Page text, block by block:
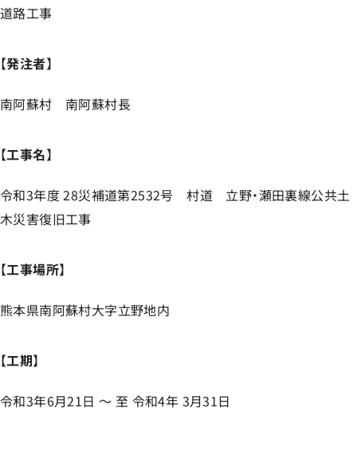
道路工事
【発注者】
南阿蘇村 南阿蘇村長
【工事名】
令和3年度 28災補道第2532号 村道 立野・瀬田裏線公共土
木災害復旧工事
【工事場所】
熊本県南阿蘇村大字立野地内
【工期】
令和3年6月21日 ～ 至 令和4年 3月31日